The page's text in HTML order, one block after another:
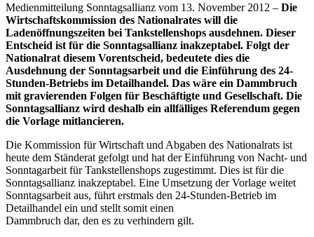
Medienmitteilung Sonntagsallianz vom 13. November 2012 – Die
Wirtschaftskommission des Nationalrates will die
Ladenöffnungszeiten bei Tankstellenshops ausdehnen. Dieser
Entscheid ist für die Sonntagsallianz inakzeptabel. Folgt der
Nationalrat diesem Vorentscheid, bedeutete dies die
Ausdehnung der Sonntagsarbeit und die Einführung des 24-
Stunden-Betriebs im Detailhandel. Das wäre ein Dammbruch
mit gravierenden Folgen für Beschäftigte und Gesellschaft. Die
Sonntagsallianz wird deshalb ein allfälliges Referendum gegen
die Vorlage mitlancieren.
Die Kommission für Wirtschaft und Abgaben des Nationalrats ist
heute dem Ständerat gefolgt und hat der Einführung von Nacht- und
Sonntagarbeit für Tankstellenshops zugestimmt. Dies ist für die
Sonntagsallianz inakzeptabel. Eine Umsetzung der Vorlage weitet
Sonntagsarbeit aus, führt erstmals den 24-Stunden-Betrieb im
Detailhandel ein und stellt somit einen
Dammbruch dar, den es zu verhindern gilt.